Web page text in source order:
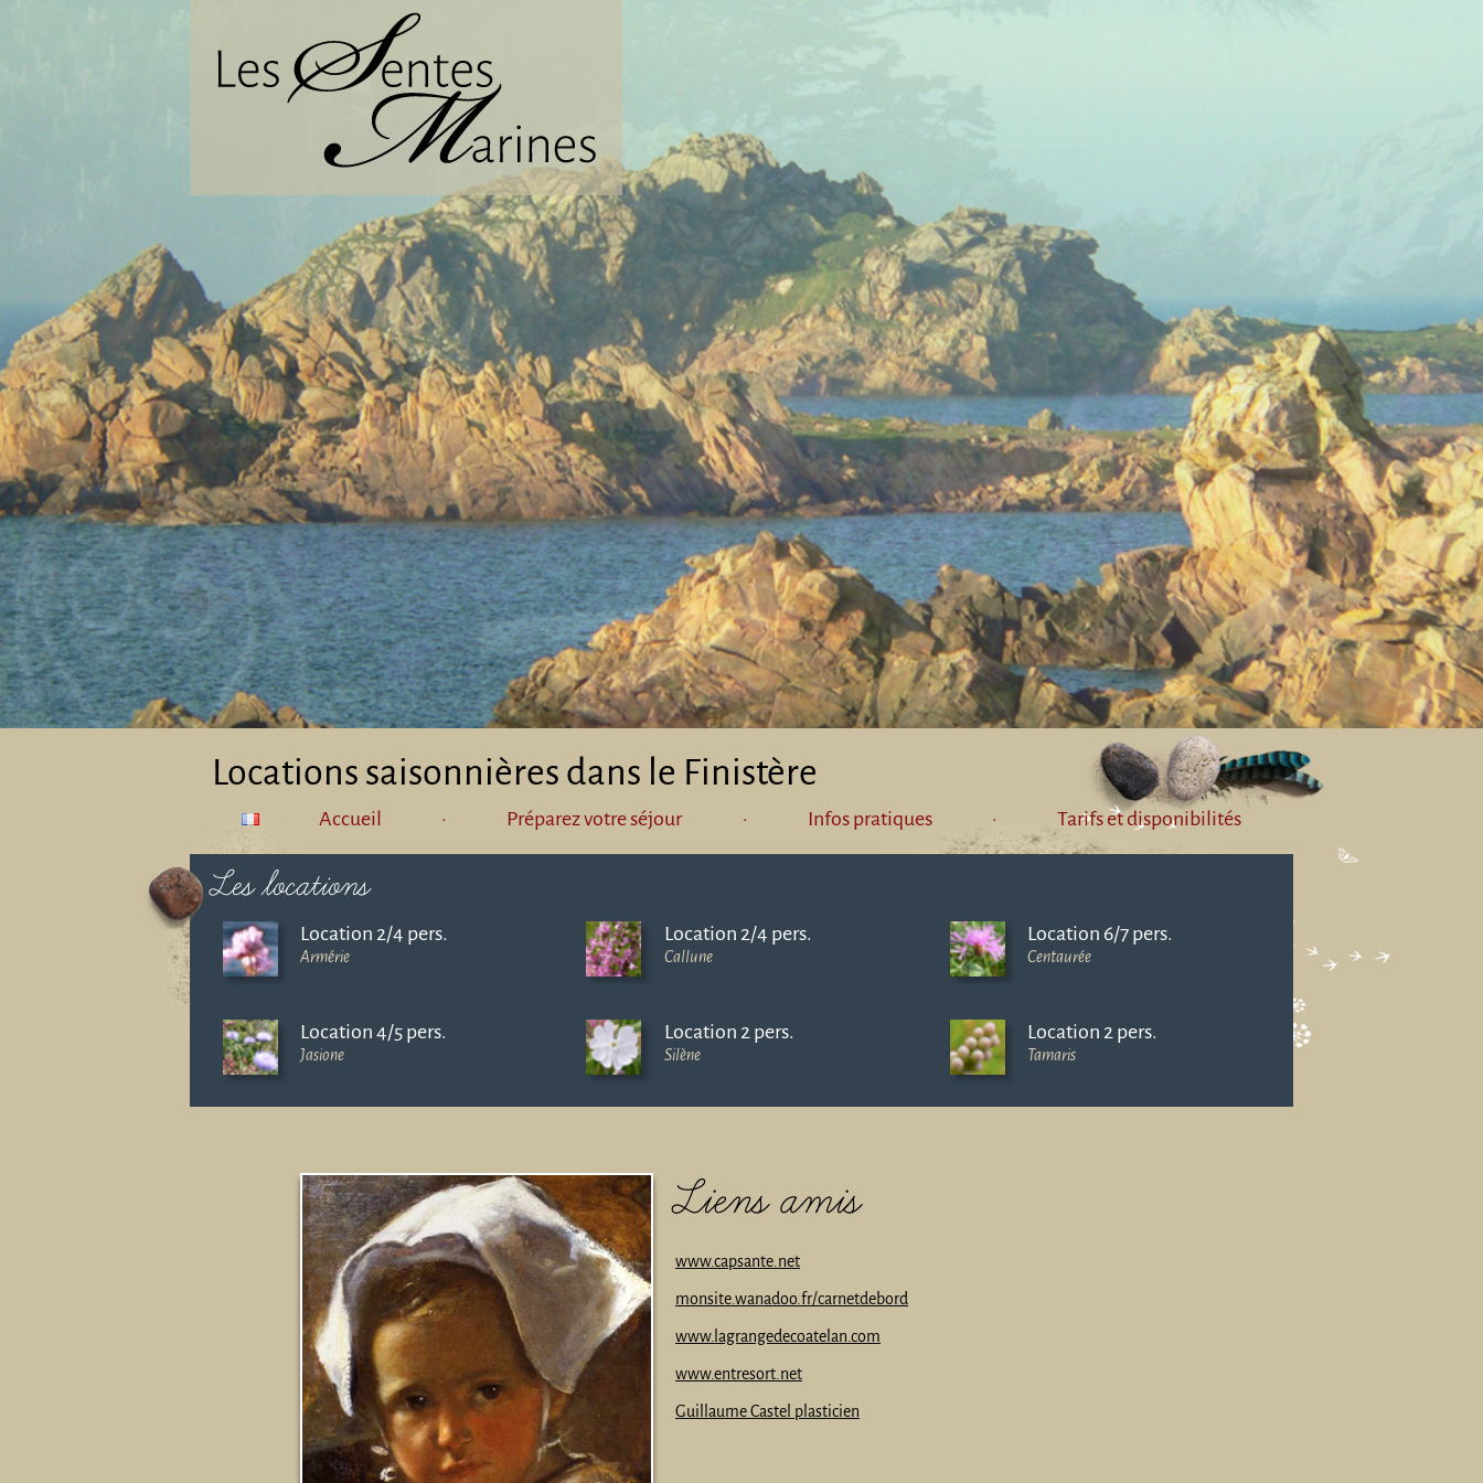
Locations saisonnières dans le Finistère
Accueil · Préparez votre séjour · Infos pratiques · Tarifs et disponibilités
Les locations
Location 2/4 pers.
Armérie
Location 2/4 pers.
Callune
Location 6/7 pers.
Centaurée
Location 4/5 pers.
Jasione
Location 2 pers.
Silène
Location 2 pers.
Tamaris
Liens amis
www.capsante.net
monsite.wanadoo.fr/carnetdebord
www.lagrangedecoatelan.com
www.entresort.net
Guillaume Castel plasticien